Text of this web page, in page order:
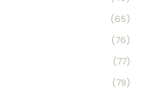
(65)
(76)
(77)
(79)